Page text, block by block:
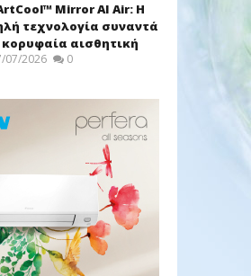
Mirror AI Air: Η
τεχνολογία συναντά
κορυφαία αισθητική
07/2026 0